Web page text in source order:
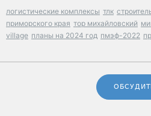
логистические комплексы тлк
приморского края тор михайловский
village планы на 2024 год пмэф-2022